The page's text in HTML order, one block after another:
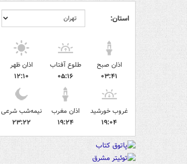
استان:
اذان صبح
۰۳:۴۱
طلوع آفتاب
۰۵:۱۶
اذان ظهر
۱۲:۱۰
غروب خورشید
۱۹:۰۴
اذان مغرب
۱۹:۲۴
نیمه‌شب شرعی
۲۳:۲۲